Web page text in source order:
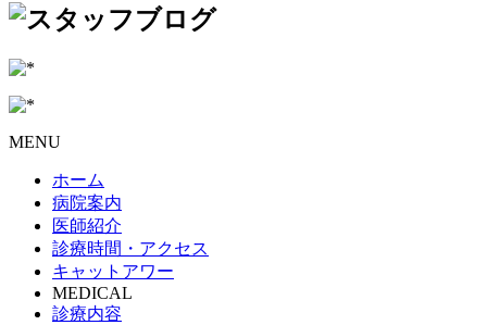
MENU
ホーム
病院案内
医師紹介
診療時間・アクセス
キャットアワー
MEDICAL
診療内容